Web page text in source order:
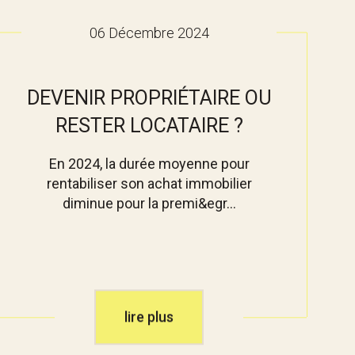
06 Décembre 2024
DEVENIR PROPRIÉTAIRE OU
RESTER LOCATAIRE ?
En 2024, la durée moyenne pour
rentabiliser son achat immobilier
diminue pour la premi&egr...
lire plus